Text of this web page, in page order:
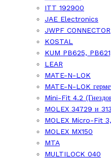
ITT 192900
JAE Electronics
JWPF CONNECTOR
KOSTAL
KUM PB625,
LEAR
MATE-N-LOK
MATE-N-LOK
Mini-Fit 4.2
MOLEX 34729 и
MOLEX Micro-Fit
MOLEX MX150
MTA
MULTILOCK 040